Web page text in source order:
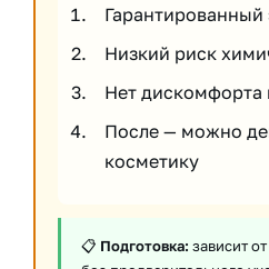
Низкий риск
Нет дискомфорта
После — можно
косметику
📋 Подготовка: зависит